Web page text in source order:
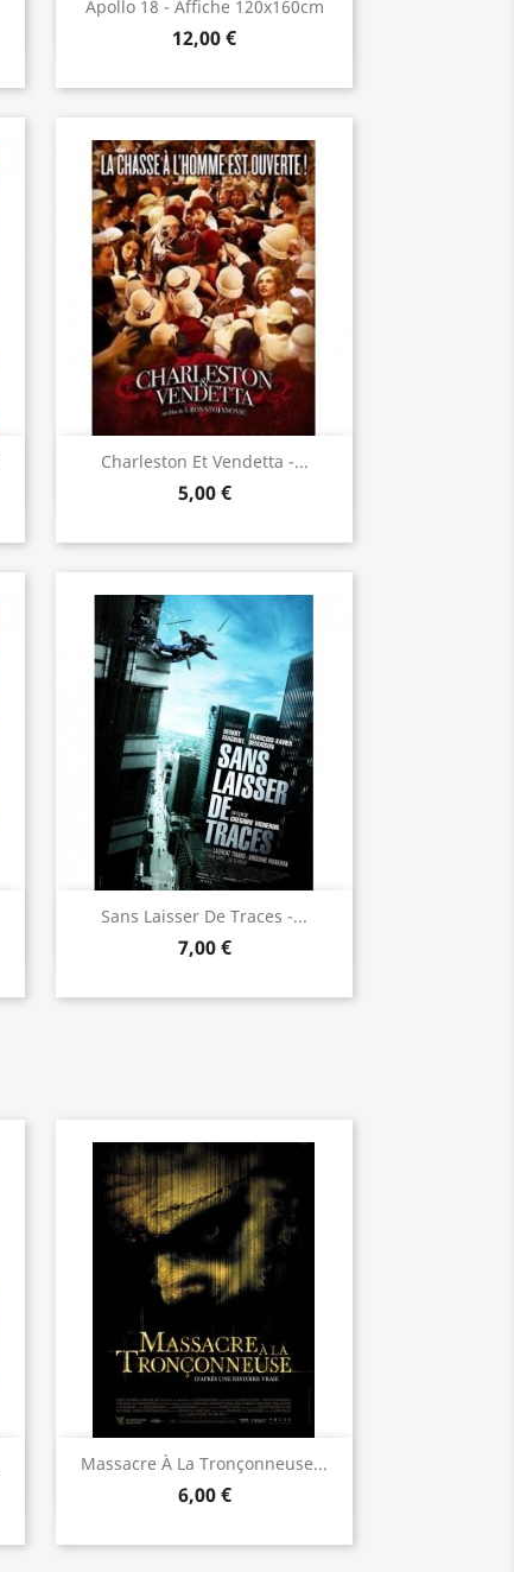
Apollo 18 - Affiche 120x160cm
12,00 €
Aperçu rapide
Charleston Et Vendetta -...
5,00 €
Aperçu rapide
Sans Laisser De Traces -...
7,00 €
Aperçu rapide
Massacre À La Tronçonneuse...
6,00 €
Aperçu rapide